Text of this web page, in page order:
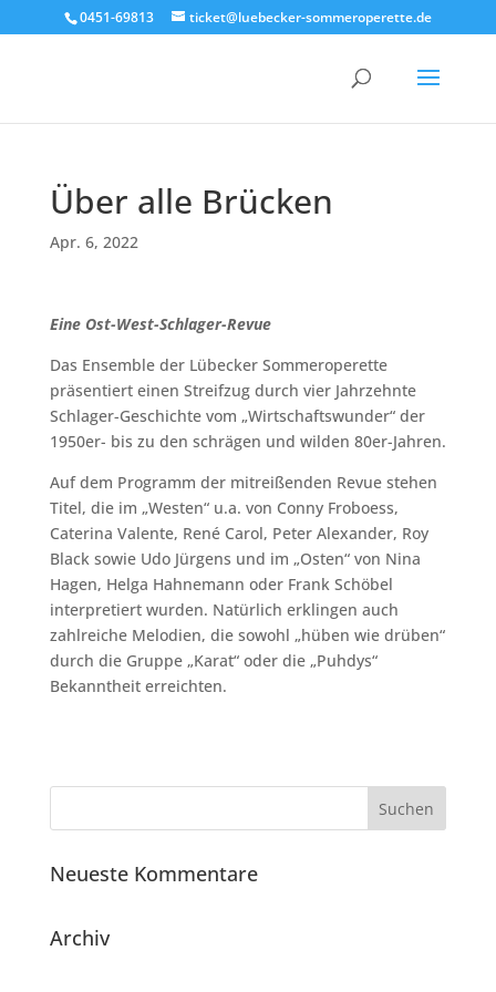
0451-69813 ticket@luebecker-sommeroperette.de
Über alle Brücken
Apr. 6, 2022
Eine Ost-West-Schlager-Revue
Das Ensemble der Lübecker Sommeroperette
präsentiert einen Streifzug durch vier Jahrzehnte
Schlager-Geschichte vom „Wirtschaftswunder“ der
1950er- bis zu den schrägen und wilden 80er-Jahren.
Auf dem Programm der mitreißenden Revue stehen
Titel, die im „Westen“ u.a. von Conny Froboess,
Caterina Valente, René Carol, Peter Alexander, Roy
Black sowie Udo Jürgens und im „Osten“ von Nina
Hagen, Helga Hahnemann oder Frank Schöbel
interpretiert wurden. Natürlich erklingen auch
zahlreiche Melodien, die sowohl „hüben wie drüben“
durch die Gruppe „Karat“ oder die „Puhdys“
Bekanntheit erreichten.
Neueste Kommentare
Archiv